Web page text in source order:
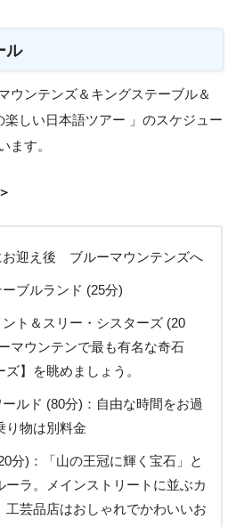
ル
ウンテンズ＆キングステーブル＆
楽しい日本語ツアー 」のスケジュー
ます。
お迎え後 ブルーマウンテンズへ
ブルランド (25分)
ト＆スリー・シスターズ (20
マウンテンで最も有名な奇石
ズ】を眺めましょう。
ルド (80分)：自由な時間をお過
物は別料金
分)：「山の王冠に輝く宝石」と
ーラ。メインストリートに並ぶカ
工芸品店はおしゃれでかわいいお